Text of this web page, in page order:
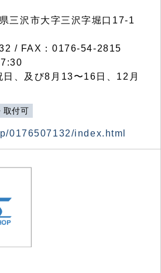
沢市大字三沢字堀口17-1
/ FAX：0176-54-2815
日、及び8月13〜16日、12月
取付可
0176507132/index.html